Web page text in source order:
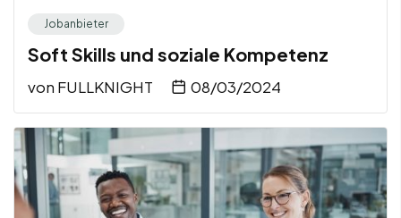
Jobanbieter
Soft Skills und soziale Kompetenz
von FULLKNIGHT 08/03/2024